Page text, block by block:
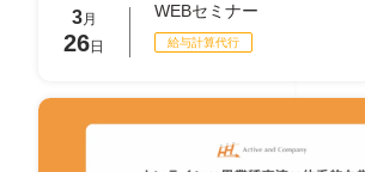
3月
26日
WEBセミナー
給与計算代⾏